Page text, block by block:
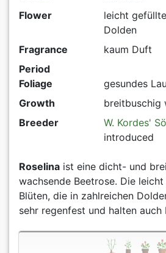
Flower
leicht
Dolden
Fragrance
kaum Duft
Period
Foliage
gesundes
Growth
breitbuschig
Breeder
W. Kordes'
introduced
Roselina ist eine dicht- und
wachsende Beetrose. Die
Blüten, die in zahlreichen
sehr regenfest und halten auch